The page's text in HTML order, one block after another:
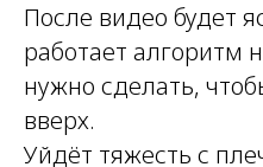
После видео будет
работает алгоритм
нужно сделать,
вверх.
Уйдёт тяжесть с